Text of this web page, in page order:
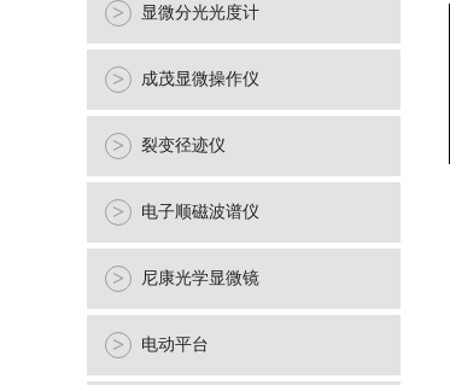
> 显微分光光度计
> 成茂显微操作仪
> 裂变径迹仪
> 电子顺磁波谱仪
> 尼康光学显微镜
> 电动平台